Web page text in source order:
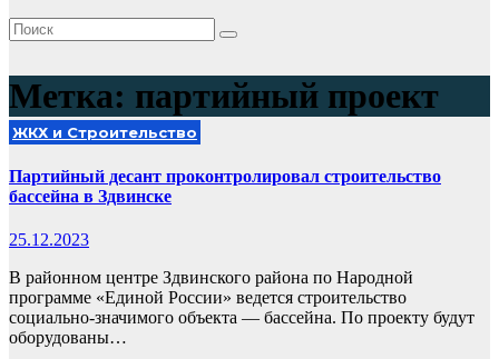
Метка: партийный проект
ЖКХ и Строительство
Партийный десант проконтролировал строительство
бассейна в Здвинске
25.12.2023
В районном центре Здвинского района по Народной
программе «Единой России» ведется строительство
социально-значимого объекта — бассейна. По проекту будут
оборудованы…